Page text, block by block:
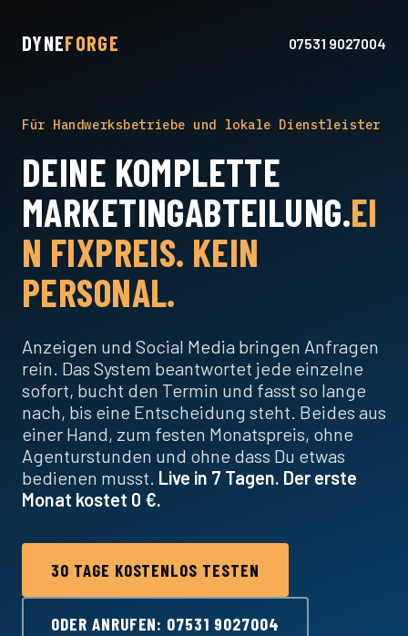
DYNEFORGE 07531 9027004
Für Handwerksbetriebe und lokale Dienstleister
DEINE KOMPLETTE
MARKETINGABTEILUNG.EI
N FIXPREIS. KEIN
PERSONAL.
Anzeigen und Social Media bringen Anfragen
rein. Das System beantwortet jede einzelne
sofort, bucht den Termin und fasst so lange
nach, bis eine Entscheidung steht. Beides aus
einer Hand, zum festen Monatspreis, ohne
Agenturstunden und ohne dass Du etwas
bedienen musst. Live in 7 Tagen. Der erste
Monat kostet 0 €.
30 TAGE KOSTENLOS TESTEN
ODER ANRUFEN: 07531 9027004